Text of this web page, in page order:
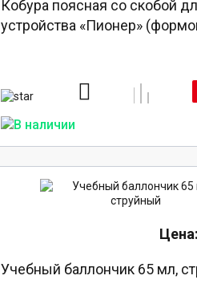
Кобура поясная со скобой
устройства «Пионер»
Учебный баллончик 65 мл,